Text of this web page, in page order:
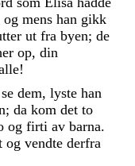
og mens han gikk
ut fra byen; de
op, din
!
se dem, lyste han
; da kom det to
og firti av barna.
og vendte derfra